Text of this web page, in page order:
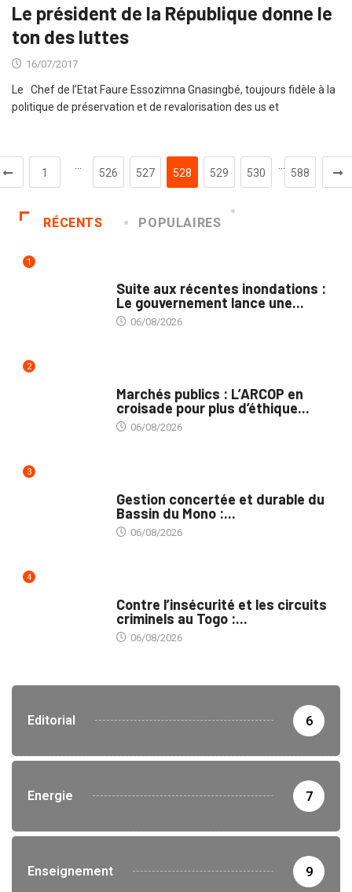
Le président de la République donne le
ton des luttes
16/07/2017
Le Chef de l’Etat Faure Essozimna Gnasingbé, toujours fidèle à la
politique de préservation et de revalorisation des us et
1 526 527 528 529 530 588
RÉCENTS POPULAIRES
1
Suite aux récentes inondations :
Le gouvernement lance une...
06/08/2026
2
Marchés publics : L’ARCOP en
croisade pour plus d’éthique...
06/08/2026
3
Gestion concertée et durable du
Bassin du Mono :...
06/08/2026
4
Contre l’insécurité et les circuits
criminels au Togo :...
06/08/2026
Editorial 6
Energie 7
Enseignement 9